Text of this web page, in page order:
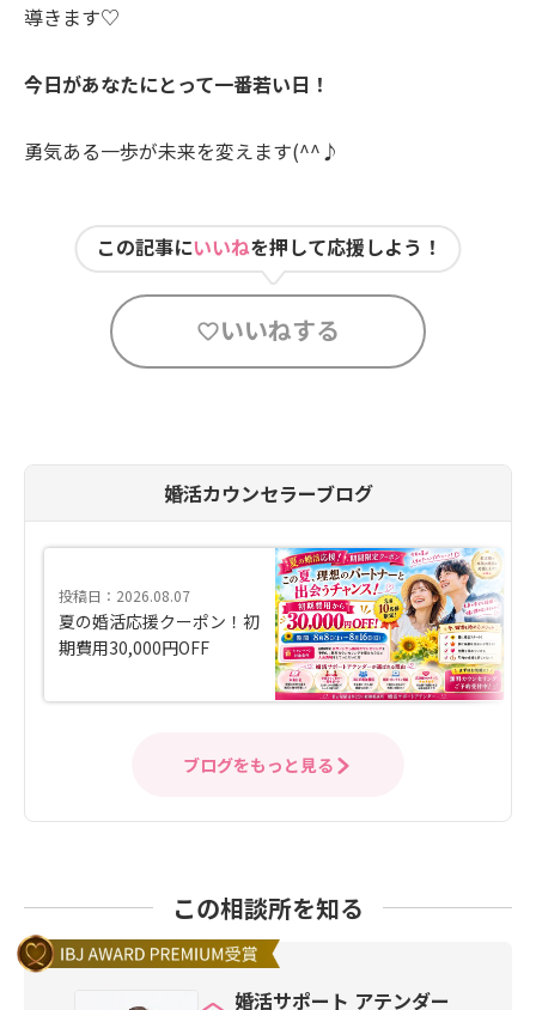
導きます♡
今日があなたにとって一番若い日！
勇気ある一歩が未来を変えます(^^♪
この記事にいいねを押して応援しよう！
いいねする
婚活カウンセラーブログ
投稿日：2026.08.07
夏の婚活応援クーポン！初
期費用30,000円OFF
ブログをもっと見る
この相談所を知る
婚活サポート アテンダー